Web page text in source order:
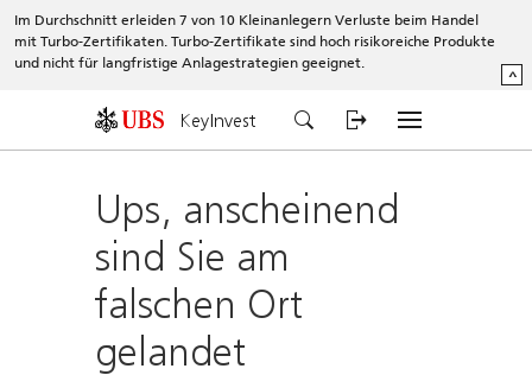
Im Durchschnitt erleiden 7 von 10 Kleinanlegern Verluste beim Handel
mit Turbo-Zertifikaten. Turbo-Zertifikate sind hoch risikoreiche Produkte
und nicht für langfristige Anlagestrategien geeignet.
^
KeyInvest
Ups, anscheinend
sind Sie am
falschen Ort
gelandet